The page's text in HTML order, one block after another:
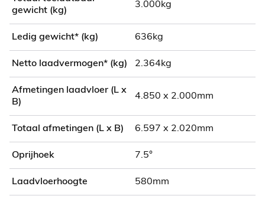
gewicht (kg)
3.000kg
Ledig gewicht* (kg) 636kg
Netto laadvermogen* (kg) 2.364kg
Afmetingen laadvloer (L x
B)
4.850 x 2.000mm
Totaal afmetingen (L x B) 6.597 x 2.020mm
Oprijhoek 7.5°
Laadvloerhoogte 580mm